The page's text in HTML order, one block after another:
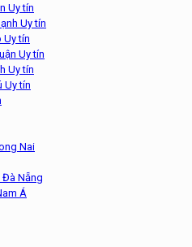
Uy tín
Uy tín
Uy tín
Uy tín
Uy tín
Uy tín
Nai
Đà Nẵng
Á